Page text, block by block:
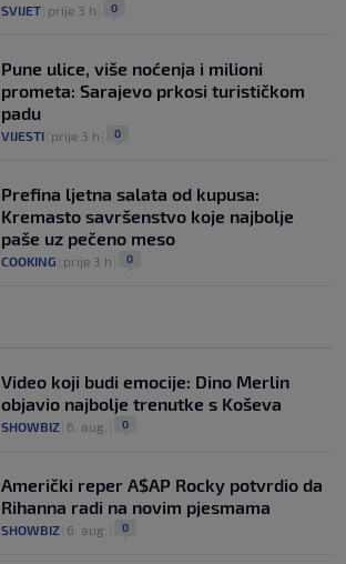
SVIJET prije 3 h 0
Pune ulice, više noćenja i milioni
prometa: Sarajevo prkosi turističkom
padu
VIJESTI prije 3 h 0
Prefina ljetna salata od kupusa:
Kremasto savršenstvo koje najbolje
paše uz pečeno meso
COOKING prije 3 h 0
Video koji budi emocije: Dino Merlin
objavio najbolje trenutke s Koševa
SHOWBIZ 6. aug. 0
Američki reper A$AP Rocky potvrdio da
Rihanna radi na novim pjesmama
SHOWBIZ 6. aug. 0